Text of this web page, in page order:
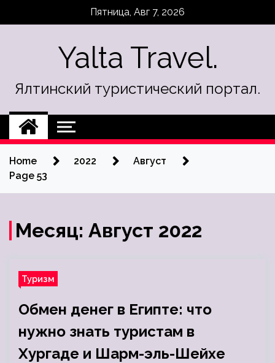
Пятница, Авг 7, 2026
Yalta Travel.
Ялтинский туристический портал.
Home 2022
Август
Page 53
Месяц: Август 2022
Туризм
Обмен денег в Египте: что
нужно знать туристам в
Хургаде и Шарм-эль-Шейхе